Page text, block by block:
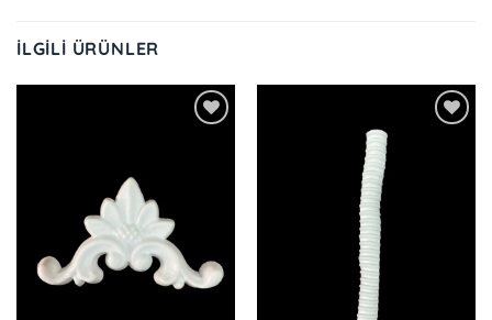
İLGILI ÜRÜNLER